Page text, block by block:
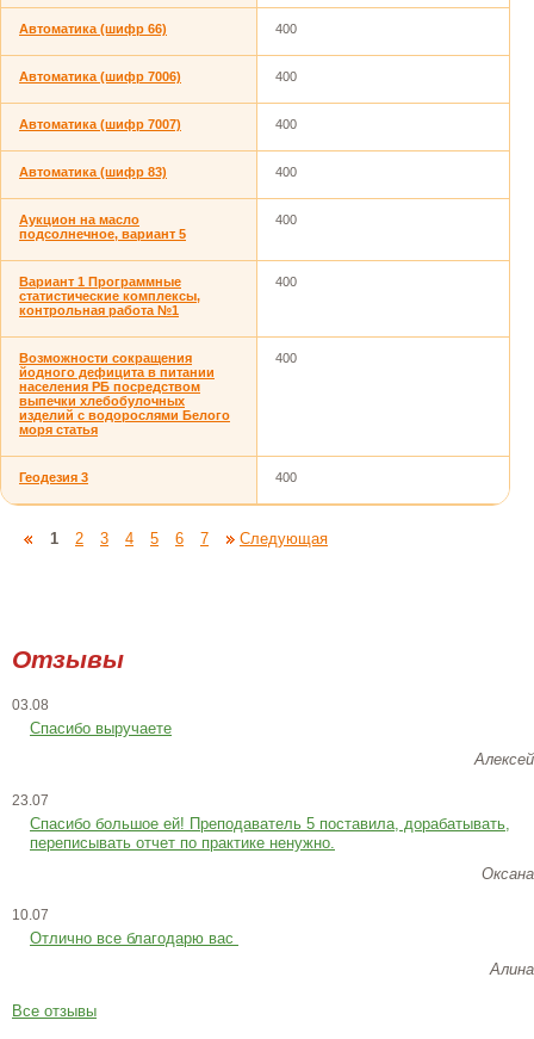
Автоматика (шифр 66) 400
Автоматика (шифр 7006) 400
Автоматика (шифр 7007) 400
Автоматика (шифр 83) 400
Аукцион на масло
подсолнечное, вариант 5
400
Вариант 1 Программные
статистические комплексы,
контрольная работа №1
400
Возможности сокращения
йодного дефицита в питании
населения РБ посредством
выпечки хлебобулочных
изделий с водорослями Белого
моря статья
400
Геодезия 3 400
1 2 3 4 5 6 7 Следующая
Отзывы
03.08
Спасибо выручаете
Алексей
23.07
Cпасибо большое ей! Преподаватель 5 поставила, дорабатывать,
переписывать отчет по практике ненужно.
Оксана
10.07
Отлично все благодарю вас
Алина
Все отзывы